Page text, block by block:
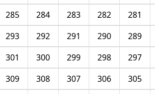
281
282
283
284
285
289
290
291
292
293
297
298
299
300
301
305
306
307
308
309